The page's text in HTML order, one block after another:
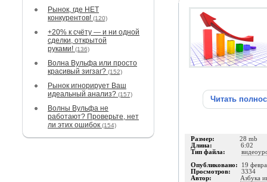
Рынок, где НЕТ
конкурентов! (120)
+20% к счёту — и ни одной
сделки, открытой
руками! (136)
Волна Вульфа или просто
красивый зигзаг? (152)
Рынок игнорирует Ваш
идеальный анализ? (157)
Волны Вульфа не
работают? Проверьте, нет
ли этих ошибок (154)
Читать
Размер: 28 mb
Длина: 6:02
Тип файла:
Опубликовано: 19
Просмотров: 3334
Автор: Азбука